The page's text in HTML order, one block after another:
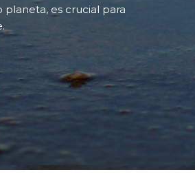
es crucial para